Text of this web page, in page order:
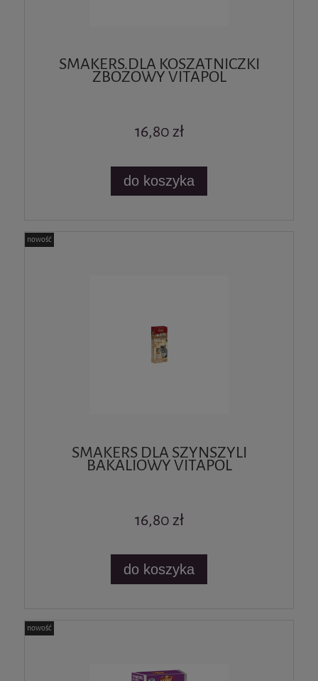
SMAKERS DLA KOSZATNICZKI
ZBOŻOWY VITAPOL
16,80 zł
do koszyka
SMAKERS DLA SZYNSZYLI
BAKALIOWY VITAPOL
16,80 zł
do koszyka
nowość
nowość